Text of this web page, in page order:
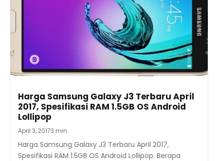
Harga Samsung Galaxy J3 Terbaru April
2017, Spesifikasi RAM 1.5GB OS Android
Lollipop
April 3, 20173 min
Harga Samsung Galaxy J3 Terbaru April 2017,
Spesifikasi RAM 1.5GB OS Android Lollipop. Berapa